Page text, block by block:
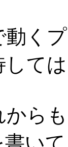
動く
て
ら